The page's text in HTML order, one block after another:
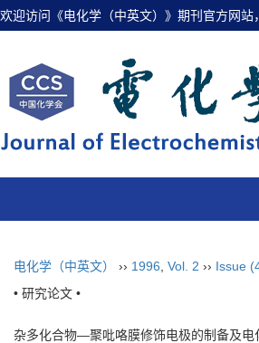
欢迎访问《电化学（中英文）》期刊官方网站
电化学（中英文） ›› 1996 Vol. 2 ›› Issue
• 研究论文 •
杂多化合物—聚吡咯膜修饰电极的制备及电